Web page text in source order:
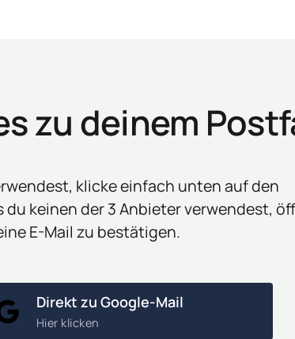
zu deinem
klicke einfach unten auf den
keinen der 3 Anbieter verwendest,
E-Mail zu bestätigen.
Direkt zu Google-Mail
Hier klicken